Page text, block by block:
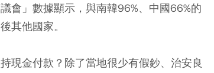
會」數據顯示，與南韓96%、中國66%的
其他國家。
現金付款？除了當地很少有假鈔、治安良